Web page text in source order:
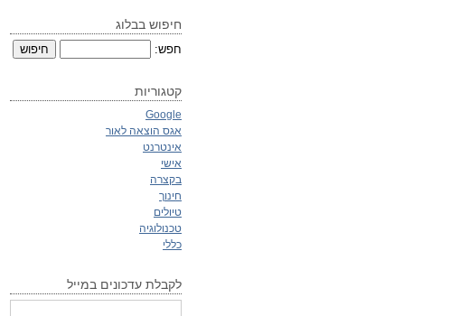
חיפוש בבלוג
חפש:
קטגוריות
Google
אגס הוצאה לאור
אינטרנט
אישי
בקצרה
חינוך
טיולים
טכנולוגיה
כללי
לקבלת עדכונים במייל